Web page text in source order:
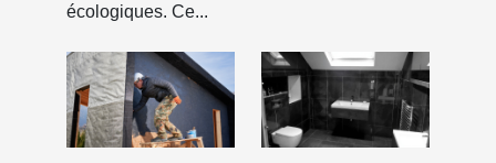
écologiques. Ce...